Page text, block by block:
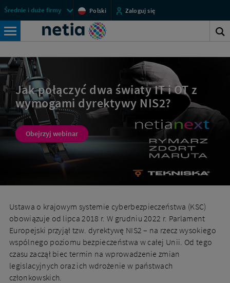
Pobierz
webinar
NIS2/OT
Menu
przestrzeni
klienckich
Średnie i duże firmy Polski Zaloguj się
Netia
Wyszukiwarka
Jak połączyć dwa światy IT i OT z
wymogami dyrektywy NIS2?
Obejrzyj webinar
Ustawa o krajowym systemie cyberbezpieczeństwa (KSC)
obowiązuje od lipca 2018 r. W grudniu 2022 r. Parlament
Europejski przyjął tzw. dyrektywę NIS2 – na rzecz wysokiego
wspólnego poziomu bezpieczeństwa w całej Unii. Od tego
czasu zaczął biec termin na wprowadzenie zmian
legislacyjnych oraz ich wdrożenie w państwach
członkowskich.